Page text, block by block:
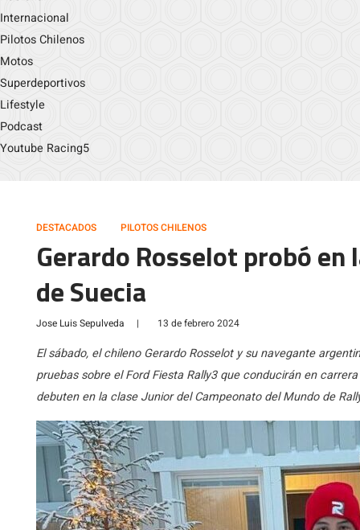
Internacional
Pilotos Chilenos
Motos
Superdeportivos
Lifestyle
Podcast
Youtube Racing5
DESTACADOS PILOTOS CHILENOS
Gerardo Rosselot probó
de Suecia
Jose Luis Sepulveda | 13 de febrero 2024
El sábado, el chileno Gerardo Rosselot y su navegante
pruebas sobre el Ford Fiesta Rally3 que conducirán en
debuten en la clase Junior del Campeonato del Mundo de